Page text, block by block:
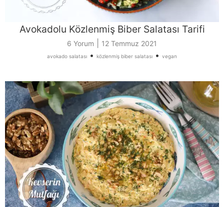
Avokadolu Közlenmiş Biber Salatası Tarifi
6 Yorum 12 Temmuz 2021
avokado salatası • közlenmiş biber salatası • vegan